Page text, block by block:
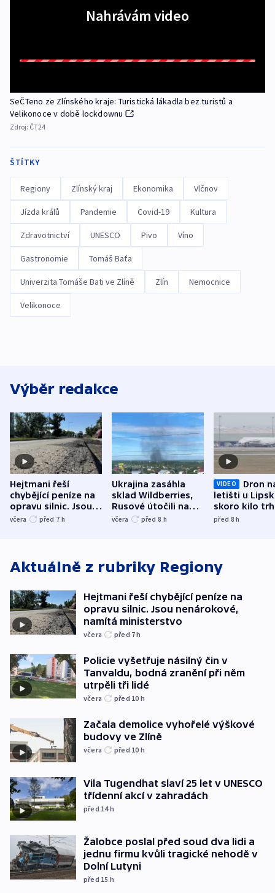
Nahrávám video
SeČTeno ze Zlínského kraje: Turistická lákadla bez turistů a
Velikonoce v době lockdownu
Zdroj: ČT24
ŠTÍTKY
Regiony Zlínský kraj Ekonomika Vlčnov
Jízda králů Pandemie Covid-19 Kultura
Zdravotnictví UNESCO Pivo Víno
Gastronomie Tomáš Baťa
Univerzita Tomáše Bati ve Zlíně Zlín Nemocnice
Velikonoce
Výběr redakce
Hejtmani řeší
chybějící peníze na
opravu silnic. Jsou
nenárokové, namítá
včera před 7 h
Ukrajina zasáhla
sklad Wildberries,
Rusové útočili na
trh, hasiče či
včera před 8 h
VIDEO
Dron
letišti u
skoro kilo
indicie
před 8h
Aktuálně z rubriky Regiony
Hejtmani řeší chybějící peníze na
opravu silnic. Jsou nenárokové,
namítá ministerstvo
včera před 7h
Policie vyšetřuje násilný čin v
Tanvaldu, bodná zranění při něm
utrpěli tři lidé
včera před 10 h
Začala demolice vyhořelé výškové
budovy ve Zlíně
včera před 10 h
Vila Tugendhat slaví 25 let v UNESCO
třídenní akcí v zahradách
před 14h
Žalobce poslal před soud dva lidi a
jednu firmu kvůli tragické nehodě v
Dolní Lutyni
před 15 h